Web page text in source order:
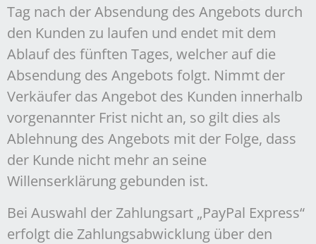
Tag nach der Absendung des Angebots durch
den Kunden zu laufen und endet mit dem
Ablauf des fünften Tages, welcher auf die
Absendung des Angebots folgt. Nimmt der
Verkäufer das Angebot des Kunden innerhalb
vorgenannter Frist nicht an, so gilt dies als
Ablehnung des Angebots mit der Folge, dass
der Kunde nicht mehr an seine
Willenserklärung gebunden ist.
Bei Auswahl der Zahlungsart „PayPal Express“
erfolgt die Zahlungsabwicklung über den